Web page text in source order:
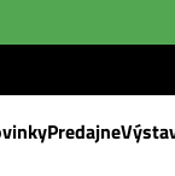
Predajne